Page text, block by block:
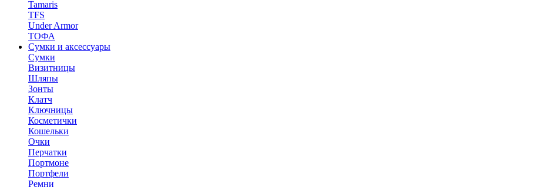
Tamaris
TFS
Under Armor
ТОФА
Сумки и аксессуары
Сумки
Визитницы
Шляпы
Зонты
Клатч
Ключницы
Косметички
Кошельки
Очки
Перчатки
Портмоне
Портфели
Ремни